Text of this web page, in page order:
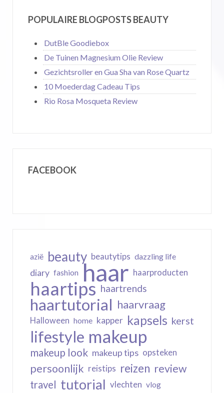
POPULAIRE BLOGPOSTS BEAUTY
DutBle Goodiebox
De Tuinen Magnesium Olie Review
Gezichtsroller en Gua Sha van Rose Quartz
10 Moederdag Cadeau Tips
Rio Rosa Mosqueta Review
FACEBOOK
azië beauty beautytips dazzling life
diary fashion haar haarproducten
haartips haartrends
haartutorial haarvraag
Halloween home kapper kapsels kerst
lifestyle makeup
makeup look makeup tips opsteken
persoonlijk reistips reizen review
travel tutorial vlechten vlog